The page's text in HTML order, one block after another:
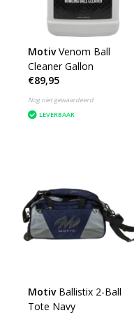
Motiv Venom Ball
Cleaner Gallon
€89,95
Nog niet gewaardeerd
LEVERBAAR
Motiv Ballistix 2-Ball
Tote Navy